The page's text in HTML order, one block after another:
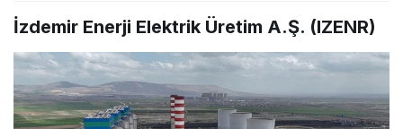
İzdemir Enerji Elektrik Üretim A.Ş. (IZENR)